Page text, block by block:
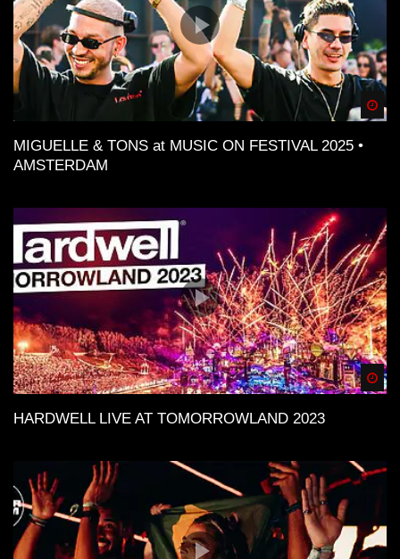
MIGUELLE & TONS at MUSIC ON FESTIVAL 2025 •
AMSTERDAM
HARDWELL LIVE AT TOMORROWLAND 2023